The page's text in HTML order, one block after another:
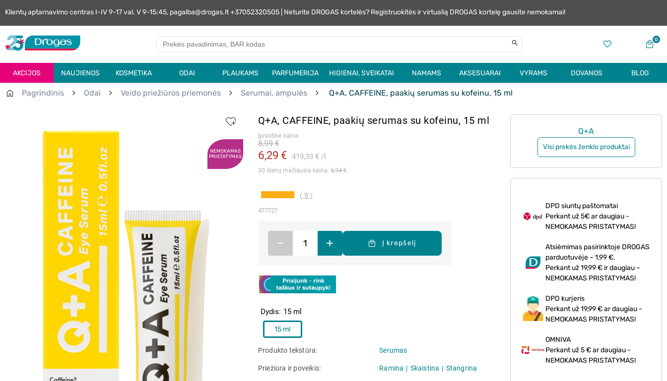
Klientų aptarnavimo centras I-IV 9-17 val. V 9-15:45, pagalba@drogas.lt +37052320505 | Neturite DROGAS kortelės? Registruokitės ir virtualią DROGAS kortelę gausite nemokamai!
0
AKCIJOS NAUJIENOS KOSMETIKA ODAI PLAUKAMS PARFUMERIJA HIGIENAI, SVEIKATAI NAMAMS AKSESUARAI VYRAMS DOVANOS BLOG
Pagrindinis Odai Veido priežiūros priemonės Serumai, ampulės Q+A, CAFFEINE, paakių serumas su kofeinu, 15 ml
NEMOKAMAS
PRISTATYMAS
Q+A, CAFFEINE, paakių serumas su kofeinu, 15 ml
Įprastinė kaina
6,29 € 419,33 € l
8,99 €
30 dienų mažiausia kaina: 6,74 €
( 9 )
477727
Dydis 15 ml
15 ml
– + Į krepšelį
Produkto tekstūra Serumas
Priežiūra ir poveikis Ramina Skaistina Stangrina
Q+A
Visi prekės ženklo produktai
DPD siuntų paštomatai
Perkant už 5€ ar daugiau -
NEMOKAMAS PRISTATYMAS!
Atsiėmimas pasirinktoje DROGAS
parduotuvėje – 1,99 €.
Perkant už 19,99 € ir daugiau –
NEMOKAMAS PRISTATYMAS!
DPD kurjeris
Perkant už 19,99 € ar daugiau -
NEMOKAMAS PRISTATYMAS!
OMNIVA
Perkant už 5 € ar daugiau -
NEMOKAMAS PRISTATYMAS!